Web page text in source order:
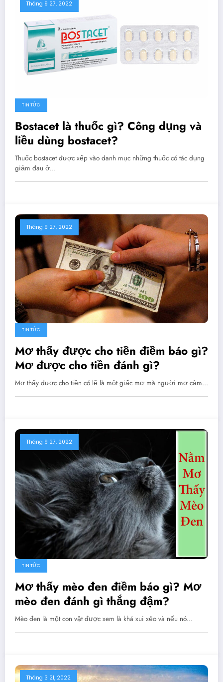
Tháng 9 27, 2022
TIN TỨC
Bostacet là thuốc gì? Công dụng và
liều dùng bostacet?
Thuốc bostacet được xếp vào danh mục những thuốc có tác dụng
giảm đau ở…
Tháng 9 27, 2022
TIN TỨC
Mơ thấy được cho tiền điềm báo gì?
Mơ được cho tiền đánh gì?
Mơ thấy được cho tiền có lẽ là một giấc mơ mà người mơ cảm…
Tháng 9 27, 2022
TIN TỨC
Mơ thấy mèo đen điềm báo gì? Mơ
mèo đen đánh gì thắng đậm?
Mèo đen là một con vật được xem là khá xui xẻo và nếu nó…
Tháng 3 21, 2022